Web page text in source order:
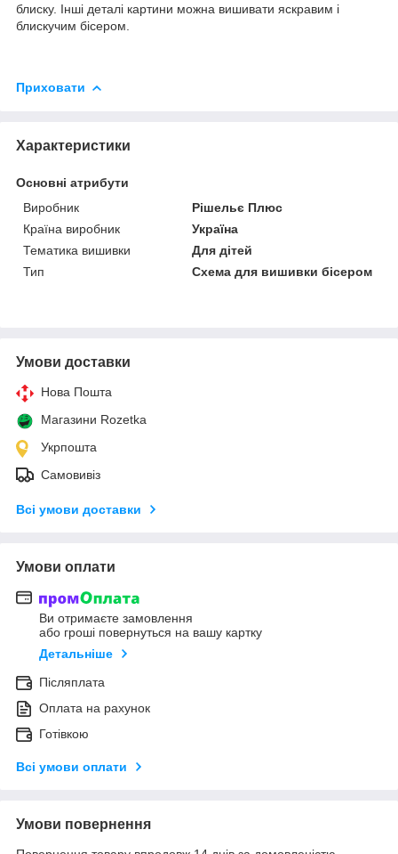
блиску. Інші деталі картини можна вишивати яскравим і
блискучим бісером.
Приховати
Характеристики
Основні атрибути
Виробник
Рішельє Плюс
Країна виробник
Україна
Тематика вишивки
Для дітей
Тип
Схема для вишивки бісером
Умови доставки
Нова Пошта
Магазини Rozetka
Укрпошта
Самовивіз
Всі умови доставки
Умови оплати
Ви отримаєте замовлення
або гроші повернуться на вашу картку
Детальніше
Післяплата
Оплата на рахунок
Готівкою
Всі умови оплати
Умови повернення